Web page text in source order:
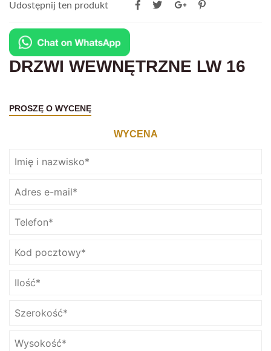
Udostępnij ten produkt
DRZWI WEWNĘTRZNE LW 16
PROSZĘ O WYCENĘ
WYCENA